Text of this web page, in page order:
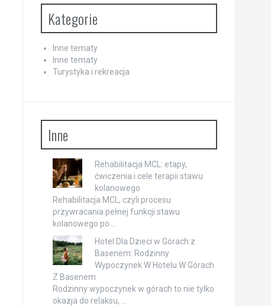
Kategorie
Inne tematy
Inne tematy
Turystyka i rekreacja
Inne
Rehabilitacja MCL: etapy,
ćwiczenia i cele terapii stawu
kolanowego
Rehabilitacja MCL, czyli procesu
przywracania pełnej funkcji stawu
kolanowego po …
Hotel Dla Dzieci w Górach z
Basenem: Rodzinny
Wypoczynek W Hotelu W Górach
Z Basenem
Rodzinny wypoczynek w górach to nie tylko
okazja do relaksu, …